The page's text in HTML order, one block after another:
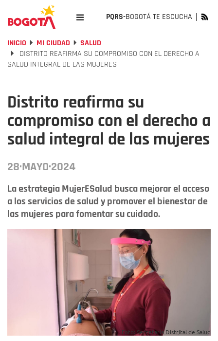
PQRS-BOGOTÁ TE ESCUCHA
INICIO MI CIUDAD
SALUD
DISTRITO REAFIRMA SU COMPROMISO CON EL DERECHO A
SALUD INTEGRAL DE LAS MUJERES
Distrito reafirma su
compromiso con el derecho a
salud integral de las mujeres
28·MAYO·2024
La estrategia MujerESalud busca mejorar el acceso
a los servicios de salud y promover el bienestar de
las mujeres para fomentar su cuidado.
Foto: Secretaría Distrital de Salud